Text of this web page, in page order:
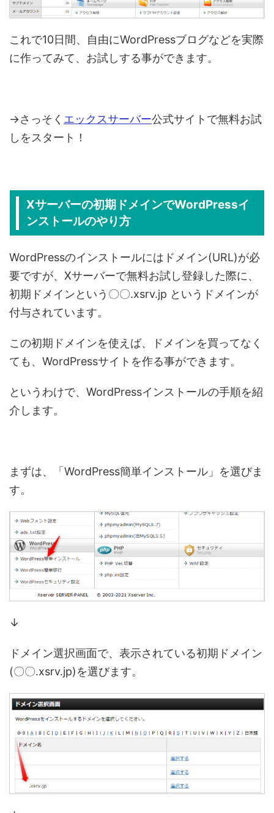
これで10日間、自由にWordPressブログなどを実際
に作ってみて、お試しする事ができます。
→さっそく エックスサーバー公式サイトで無料お試
しをスタート！
Xサーバーの初期ドメインでWordPressイ
ンストールのやり方
WordPressのインストールにはドメイン(URL)が必
要ですが、Xサーバーで無料お試し登録した際に、
初期ドメインという〇〇.xsrv.jp というドメインが
付与されています。
この初期ドメインを使えば、ドメインを買ってなく
ても、WordPressサイトを作る事ができます。
というわけで、WordPressインストールの手順を紹
介します。
まずは、「WordPress簡単インストール」を選びま
す。
↓
ドメイン選択画面で、表示されている初期ドメイン
(〇〇.xsrv.jp)を選びます。